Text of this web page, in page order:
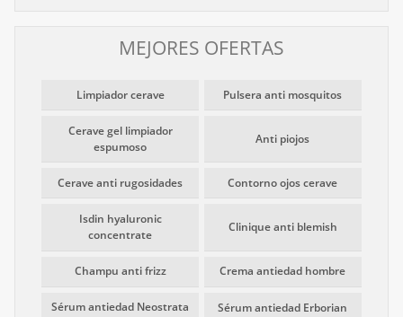
MEJORES OFERTAS
Limpiador cerave Pulsera anti mosquitos
Cerave gel limpiador
espumoso
Anti piojos
Cerave anti rugosidades Contorno ojos cerave
Isdin hyaluronic
concentrate
Clinique anti blemish
Champu anti frizz Crema antiedad hombre
Sérum antiedad Neostrata Sérum antiedad Erborian